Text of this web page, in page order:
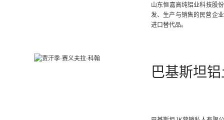
山东恒嘉高纯铝业科技股
发、生产与销售的民营企
进口替代品。
巴基斯坦